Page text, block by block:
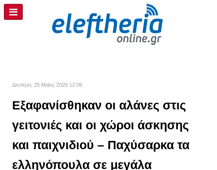
Δευτέρα, 25 Μαϊος 2026 12:06
Εξαφανίσθηκαν οι αλάνες στις
γειτονιές και οι χώροι άσκησης
και παιχνιδιού – Παχύσαρκα τα
ελληνόπουλα σε μεγάλα